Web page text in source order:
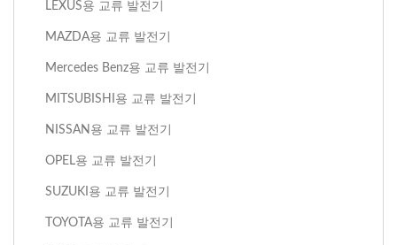
LEXUS용 교류 발전기
MAZDA용 교류 발전기
Mercedes Benz용 교류 발전기
MITSUBISHI용 교류 발전기
NISSAN용 교류 발전기
OPEL용 교류 발전기
SUZUKI용 교류 발전기
TOYOTA용 교류 발전기